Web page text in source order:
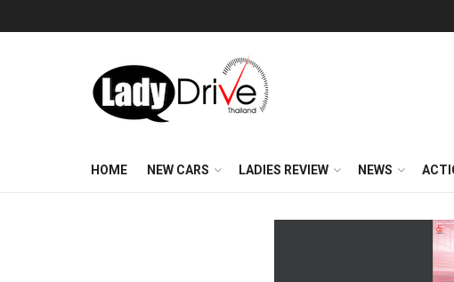
HOME NEW CARS LADIES REVIEW NEWS